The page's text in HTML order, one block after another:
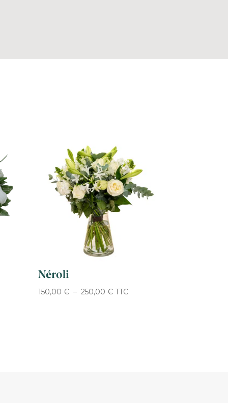
Néroli
150,00€ – 250,00€Plage
TTC